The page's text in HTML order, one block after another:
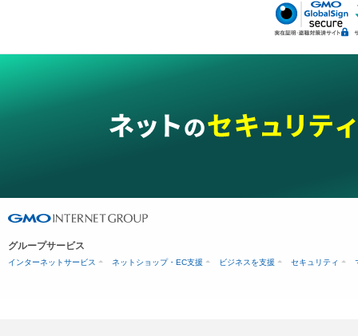
グループサービス
インターネットサービス ネットショップ・EC支援 ビジネスを支援 セキュリティ